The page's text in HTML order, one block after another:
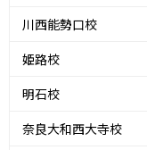
川西能勢口校
姫路校
明石校
奈良大和西大寺校